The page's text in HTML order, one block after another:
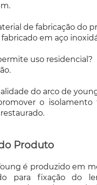
de fabricação do
fabricado em aço
uso residencial?
do arco de
o
Produto
é produzido em
para fixação do